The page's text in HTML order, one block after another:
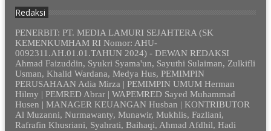
Redaksi
PENERBIT: PT. MEDIA LAMURI SEJAHTERA (SK
KEMENKUMHAM RI Nomor: AHU-
0092311.AH.01.01.TAHUN 2024) - DEWAN REDAKSI
Ahmad Faizuddin, Syukri Syama'un, Sayuthi Sulaiman, Zulkifli
Usman, Khalid Wardana, Medya Hus, PEMIMPIN
PERUSAHAAN Adia Mirza | PEMIMPIN UMUM Herman
Hilmy | PEMRED Abrar | WAPEMRED Sayed Muhammad
Husen | MANAGER KEUANGAN Husban | KONTRIBUTOR
Al Muzanni, Nurmawanty, Munawir, Mukhlis, Fazliani,
Rafrafin Khusriani, Syahrati, Baihaqi, Ahmad Afdhil, Hadi